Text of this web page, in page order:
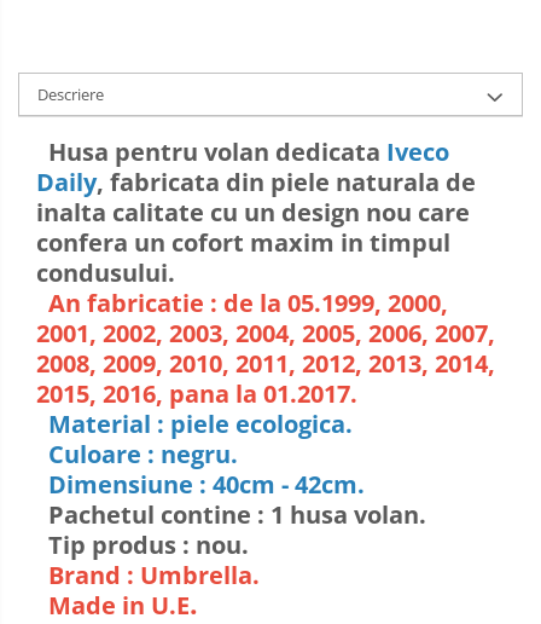
Descriere
Husa pentru volan dedicata Iveco
Daily, fabricata din piele naturala de
inalta calitate cu un design nou care
confera un cofort maxim in timpul
condusului.
An fabricatie : de la 05.1999, 2000,
2001, 2002, 2003, 2004, 2005, 2006, 2007,
2008, 2009, 2010, 2011, 2012, 2013, 2014,
2015, 2016, pana la 01.2017.
Material : piele ecologica.
Culoare : negru.
Dimensiune : 40cm - 42cm.
Pachetul contine : 1 husa volan.
Tip produs : nou.
Brand : Umbrella.
Made in U.E.